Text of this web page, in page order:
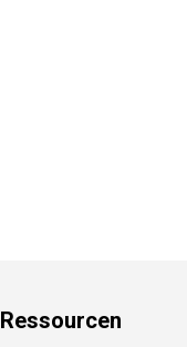
Ressourcen